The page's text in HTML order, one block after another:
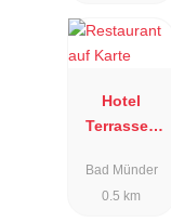
Hotel
Terrassen
Kurpark
Bad Münder
0.5 km